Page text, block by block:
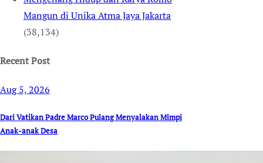
Mangun di Unika Atma Jaya Jakarta
(38,134)
Recent Post
Aug 5, 2026
Dari Vatikan Padre Marco Pulang Menyalakan Mimpi
Anak-anak Desa